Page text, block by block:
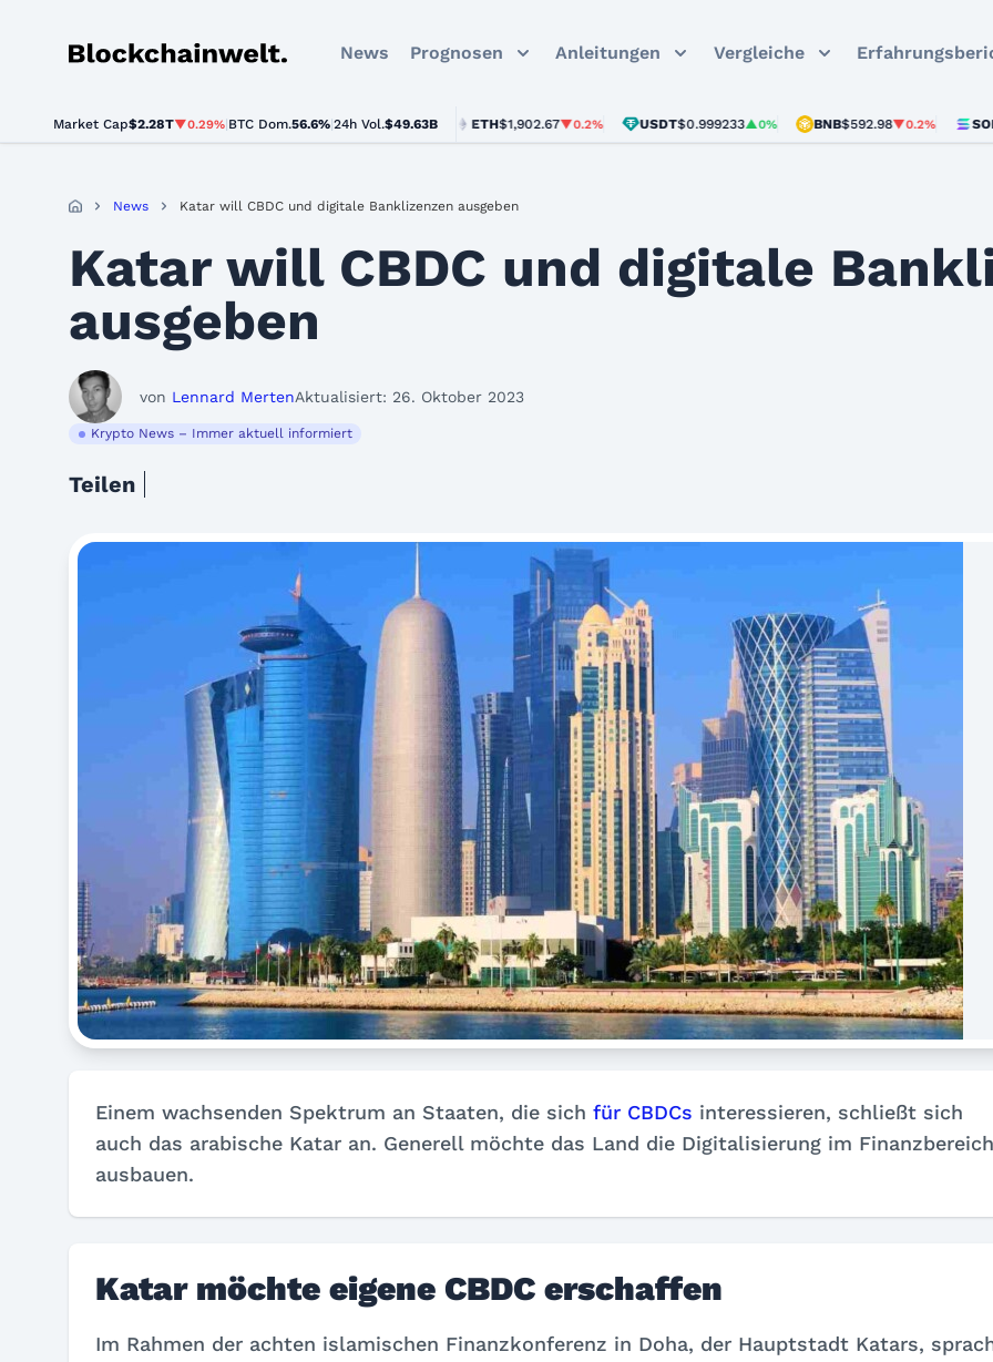
Blockchainwelt News Prognosen Anleitungen Vergleiche
Market Cap$2.28T▼0.29% BTC Dom.56.6% 24h Vol.$49.63B
BTC$64,318.00▼0.5% ETH $1,902.67▼0.2% USDT$0.999233▲0% BNB$592.98▼0.2% SOL
News Katar will CBDC und digitale Banklizenzen ausgeben
Katar will CBDC und digitale
ausgeben
von Lennard MertenAktualisiert: 26. Oktober 2023
Krypto News – Immer aktuell informiert
Teilen
Einem wachsenden Spektrum an Staaten, die sich für CBDCs interessieren, schließt sich
auch das arabische Katar an. Generell möchte das Land die Digitalisierung im Finanzbereich
ausbauen.
Katar möchte eigene CBDC erschaffen
Im Rahmen der achten islamischen Finanzkonferenz in Doha, der Hauptstadt Katars,